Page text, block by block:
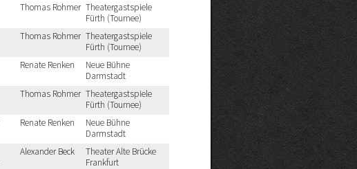
Thomas Rohmer Theatergastspiele
Fürth (Tournee)
Thomas Rohmer Theatergastspiele
Fürth (Tournee)
Renate Renken
Neue Bühne
Darmstadt
Thomas Rohmer Theatergastspiele
Fürth (Tournee)
Renate Renken
Neue Bühne
Darmstadt
Alexander Beck
Theater Alte Brücke
Frankfurt